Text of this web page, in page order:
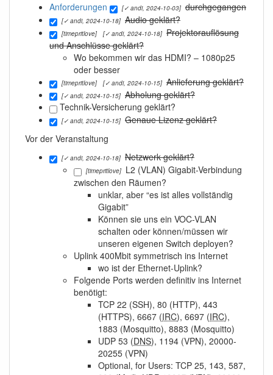
Anforderungen [✓ andi, 2024-10-03] durchgegangen
[✓ andi, 2024-10-18] Audio geklärt?
[timepritlove] [✓ andi, 2024-10-18] Projektorauflösung
und Anschlüsse geklärt?
Wo bekommen wir das HDMI? – 1080p25
oder besser
[timepritlove] [✓ andi, 2024-10-15] Anlieferung geklärt?
[✓ andi, 2024-10-15] Abholung geklärt?
Technik-Versicherung geklärt?
[✓ andi, 2024-10-15] Genaue Lizenz geklärt?
Vor der Veranstaltung
[✓ andi, 2024-10-18] Netzwerk geklärt?
[timepritlove] L2 (VLAN) Gigabit-Verbindung
zwischen den Räumen?
unklar, aber “es ist alles vollständig
Gigabit”
Können sie uns ein VOC-VLAN
schalten oder können/müssen wir
unseren eigenen Switch deployen?
Uplink 400Mbit symmetrisch ins Internet
wo ist der Ethernet-Uplink?
Folgende Ports werden definitiv ins Internet
benötigt:
TCP 22 (SSH), 80 (HTTP), 443
(HTTPS), 6667 (IRC), 6697 (IRC),
1883 (Mosquitto), 8883 (Mosquitto)
UDP 53 (DNS), 1194 (VPN), 20000-
20255 (VPN)
Optional, for Users: TCP 25, 143, 587,